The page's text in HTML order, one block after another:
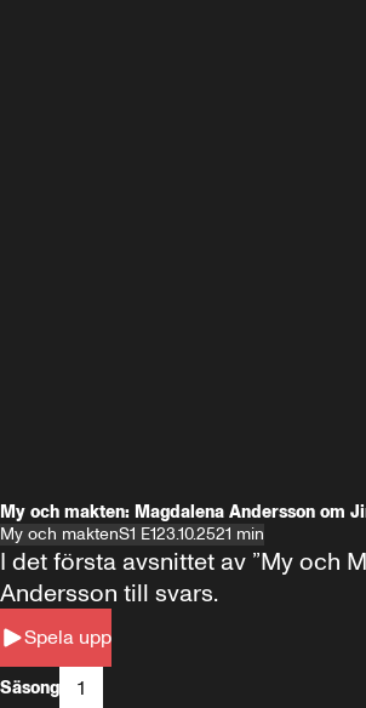
My och makten: Magdalena Andersson om
My och maktenS1 E123.10.2521 min
Spela upp
I det första avsnittet av ”My och
Andersson till svars.
Säsong 1